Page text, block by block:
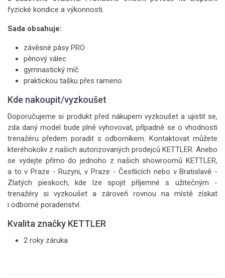
fyzické kondice a výkonnosti.
Sada obsahuje:
závěsné pásy PRO
pěnový válec
gymnastický míč
praktickou tašku přes rameno
Kde nakoupit/vyzkoušet
Doporučujeme si produkt před nákupem vyzkoušet a ujistit se,
zda daný model bude plně vyhovovat, případně se o vhodnosti
trenažéru předem poradit s odborníkem. Kontaktovat můžete
kteréhokoliv z našich autorizovaných prodejců KETTLER. Anebo
se vydejte přímo do jednoho z našich showroomů KETTLER,
a to v Praze - Ruzyni, v Praze - Čestlicích nebo v Bratislavě -
Zlatých pieskoch, kde lze spojit příjemné s užitečným -
trenažéry si vyzkoušet a zároveň rovnou na místě získat
i odborné poradenství.
Kvalita značky KETTLER
2 roky záruka